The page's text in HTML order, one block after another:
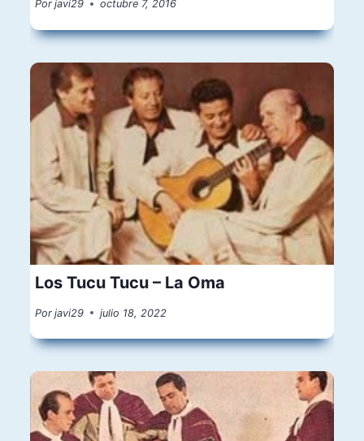
Por javi29 octubre 7, 2016
Los Tucu Tucu – La Oma
Por javi29 julio 18, 2022